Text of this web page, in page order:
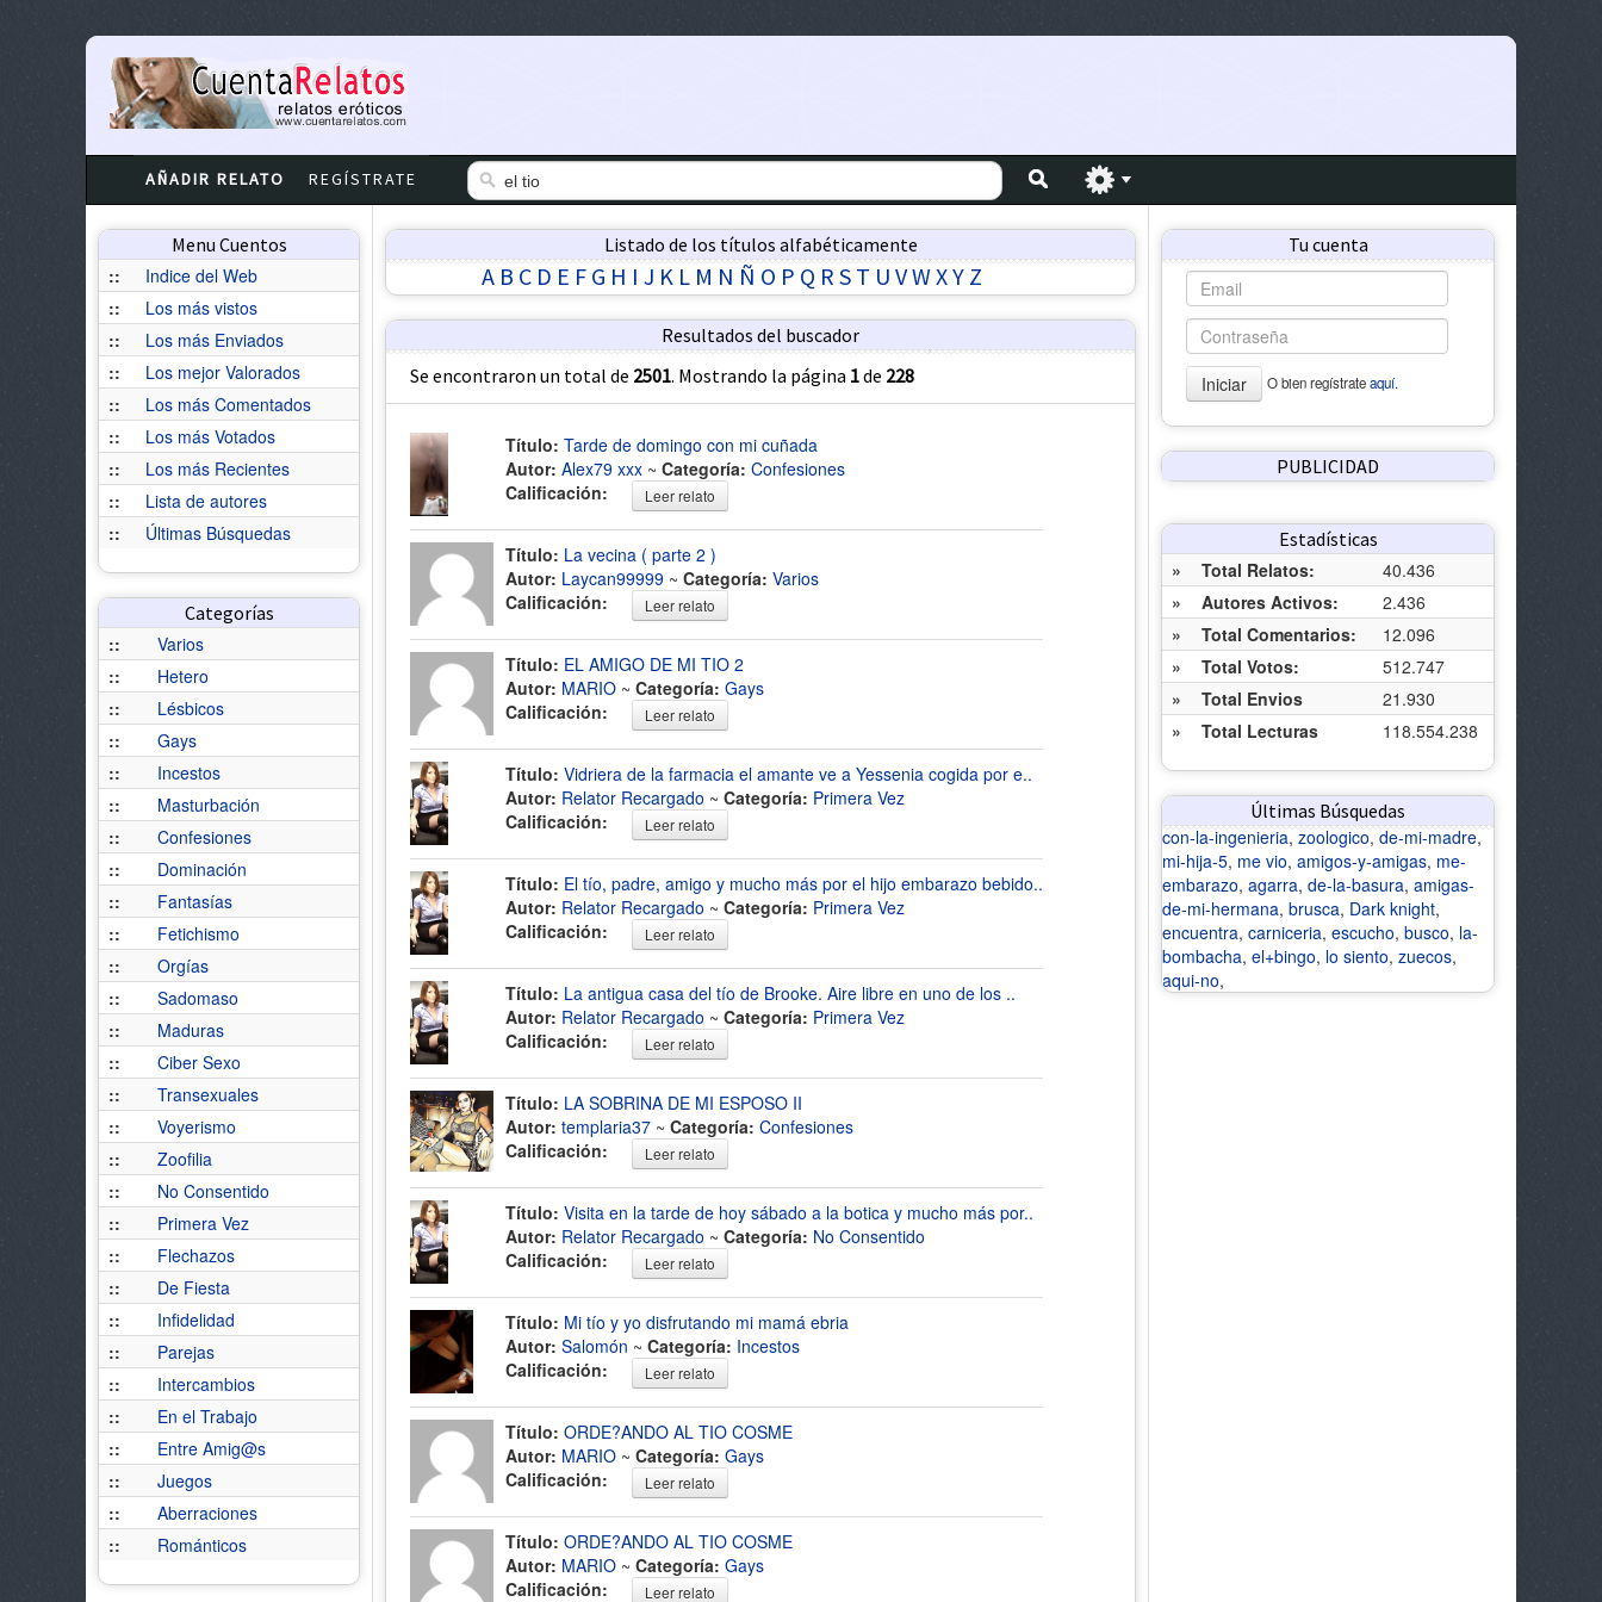
AÑADIR RELATO REGÍSTRATE
Menu Cuentos
::
Indice del Web
::
Los más vistos
::
Los más Enviados
::
Los mejor Valorados
::
Los más Comentados
::
Los más Votados
::
Los más Recientes
::
Lista de autores
::
Últimas Búsquedas
Categorías
::
Varios
::
Hetero
::
Lésbicos
::
Gays
::
Incestos
::
Masturbación
::
Confesiones
::
Dominación
::
Fantasías
::
Fetichismo
::
Orgías
::
Sadomaso
::
Maduras
::
Ciber Sexo
::
Transexuales
::
Voyerismo
::
Zoofilia
::
No Consentido
::
Primera Vez
::
Flechazos
::
De Fiesta
::
Infidelidad
::
Parejas
::
Intercambios
::
En el Trabajo
::
Entre Amig@s
::
Juegos
::
Aberraciones
::
Románticos
Listado de los títulos alfabéticamente
A B C D E F G H I J K L M N Ñ O P Q R S T U VWXY Z
Resultados del buscador
Se encontraron un total de 2501. Mostrando la página 1de 228
Título: Tarde de domingo con mi cuñada
Autor: Alex79 xxx ~ Categoría: Confesiones
Calificación:
Leer relato
Título: La vecina ( parte 2 )
Autor: Laycan99999 ~ Categoría: Varios
Calificación:
Leer relato
Título: EL AMIGO DE MI TIO 2
Autor: MARIO ~ Categoría: Gays
Calificación:
Leer relato
Título: Vidriera de la farmacia el amante ve a Yessenia cogida por e..
Autor: Relator Recargado ~ Categoría: Primera Vez
Calificación:
Leer relato
Título: El tío, padre, amigo y mucho más por el hijo embarazo bebido..
Autor: Relator Recargado ~ Categoría: Primera Vez
Calificación:
Leer relato
Título: La antigua casa del tío de Brooke. Aire libre en uno de los ..
Autor: Relator Recargado ~ Categoría: Primera Vez
Calificación:
Leer relato
Título: LA SOBRINA DE MI ESPOSO II
Autor: templaria37 ~ Categoría: Confesiones
Calificación:
Leer relato
Título: Visita en la tarde de hoy sábado a la botica y mucho más por..
Autor: Relator Recargado ~ Categoría: No Consentido
Calificación:
Leer relato
Título: Mi tío y yo disfrutando mi mamá ebria
Autor: Salomón ~ Categoría: Incestos
Calificación:
Leer relato
Título: ORDE?ANDO AL TIO COSME
Autor: MARIO ~ Categoría: Gays
Calificación:
Leer relato
Título: ORDE?ANDO AL TIO COSME
Autor: MARIO ~ Categoría: Gays
Calificación:
Leer relato
Tu cuenta
Iniciar O bien regístrateaquí.
PUBLICIDAD
Estadísticas
»
Total Relatos:
40.436
»
Autores Activos:
2.436
»
Total Comentarios:
12.096
»
Total Votos:
512.747
»
Total Envios
21.930
»
Total Lecturas 118.554.238
Últimas Búsquedas
con-la-ingenieria, zoologico, de-mi-madre,
mi-hija-5, me vio, amigos-y-amigas, me-
embarazo, agarra, de-la-basura, amigas-
de-mi-hermana, brusca, Dark knight,
encuentra, carniceria, escucho, busco, la-
bombacha, el+bingo, lo siento, zuecos,
aqui-no,